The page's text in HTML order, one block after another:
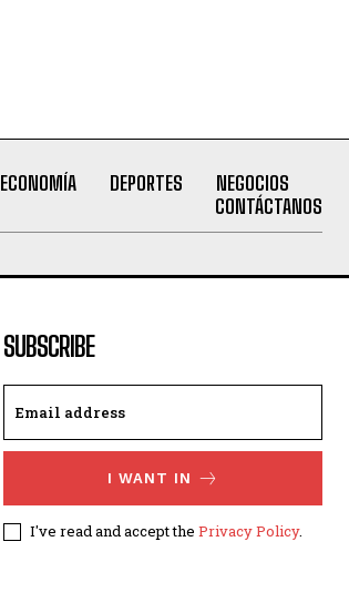
ECONOMÍA DEPORTES
NEGOCIOS
CONTÁCTANOS
SUBSCRIBE
I WANT IN
I've read and accept the Privacy Policy.